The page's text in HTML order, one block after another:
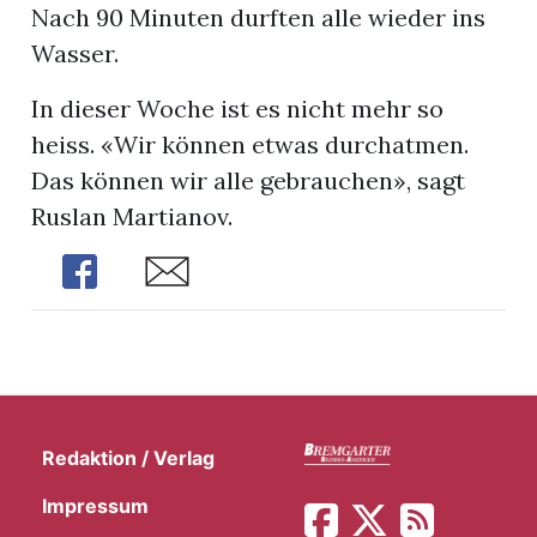
Nach 90 Minuten durften alle wieder ins
Wasser.
In dieser Woche ist es nicht mehr so
heiss. «Wir können etwas durchatmen.
Das können wir alle gebrauchen», sagt
Ruslan Martianov.
Share
Share
Redaktion / Verlag
Impressum